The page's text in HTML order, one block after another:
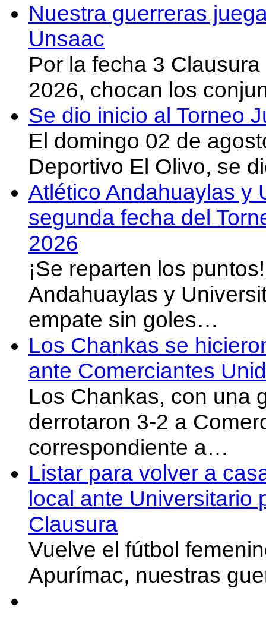
Nuestra guerreras
Unsaac
Por la fecha 3
2026, chocan los
Se dio inicio al Torneo
El domingo 02 de
Deportivo El Olivo, se
Atlético Andahuaylas y
segunda fecha del
2026
¡Se reparten los
Andahuaylas y
empate sin goles…
Los Chankas se
ante Comerciantes
Los Chankas, con una
derrotaron 3-2 a
correspondiente a…
Listar para volver a
local ante Universitario
Clausura
Vuelve el fútbol
Apurímac, nuestras